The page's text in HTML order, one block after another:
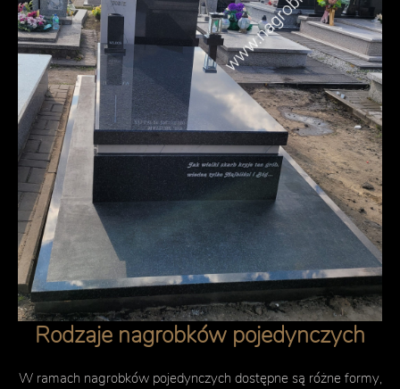
Rodzaje nagrobków pojedynczych
W ramach nagrobków pojedynczych dostępne są różne formy,